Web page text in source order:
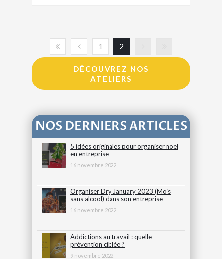
1 2
DÉCOUVREZ NOS
ATELIERS
NOS DERNIERS ARTICLES
5 idées originales pour organiser noël
en entreprise
16 novembre 2022
Organiser Dry January 2023 (Mois
sans alcool) dans son entreprise
16 novembre 2022
Addictions au travail : quelle
prévention ciblée ?
9 novembre 2022